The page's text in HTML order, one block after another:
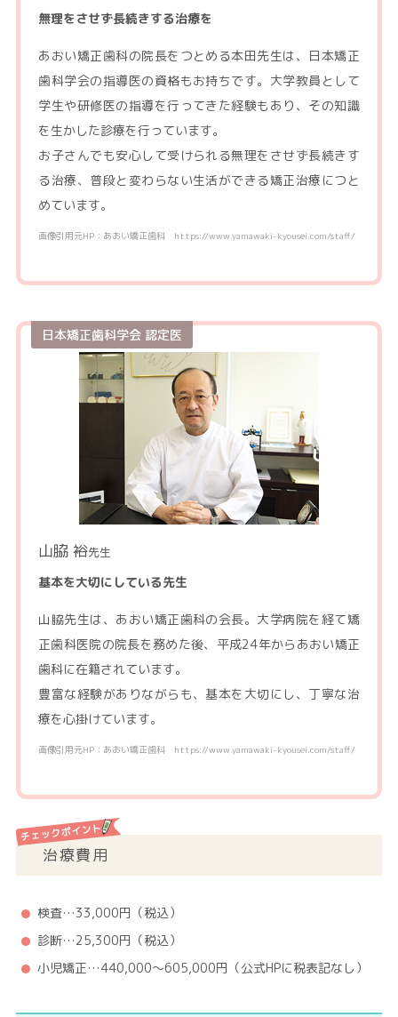
無理をさせず長続きする治療を
あおい矯正歯科の院長をつとめる本田先生は、日本矯正
歯科学会の指導医の資格もお持ちです。大学教員として
学生や研修医の指導を行ってきた経験もあり、その知識
を生かした診療を行っています。
お子さんでも安心して受けられる無理をさせず長続きす
る治療、普段と変わらない生活ができる矯正治療につと
めています。
画像引用元HP：あおい矯正歯科 https://www.yamawaki-kyousei.com/staff/
日本矯正歯科学会 認定医
山脇 裕先生
基本を大切にしている先生
山脇先生は、あおい矯正歯科の会長。大学病院を経て矯
正歯科医院の院長を務めた後、平成24年からあおい矯正
歯科に在籍されています。
豊富な経験がありながらも、基本を大切にし、丁寧な治
療を心掛けています。
画像引用元HP：あおい矯正歯科 https://www.yamawaki-kyousei.com/staff/
治療費用
検査…33,000円（税込）
診断…25,300円（税込）
小児矯正…440,000～605,000円（公式HPに税表記なし）